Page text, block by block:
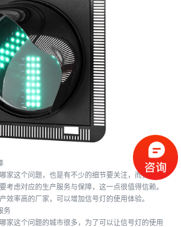
这个问题，也是有不少的细节要关注，而提到了
考虑对应的生产服务与保障，这一点很值得信赖。
效率高的厂家，可以增加信号灯的使用体验。
务
这个问题的城市很多，为了可以让信号灯的使用